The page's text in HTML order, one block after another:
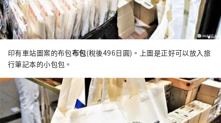
印有車站圖案的布包布包(稅後496日圓)。上圖是正好可以放入旅
行筆記本的小包包。